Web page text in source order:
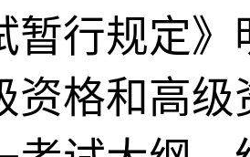
暂行规定
资格和高